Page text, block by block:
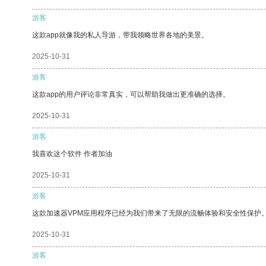
游客
这款app就像我的私人导游，带我领略世界各地的美景。
2025-10-31
游客
这款app的用户评论非常真实，可以帮助我做出更准确的选择。
2025-10-31
游客
我喜欢这个软件 作者加油
2025-10-31
游客
这款加速器VPM应用程序已经为我们带来了无限的流畅体验和安全性保护
2025-10-31
游客